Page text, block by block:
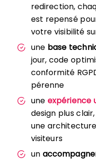
redirection,
est repensé
votre visibilité
une base
jour, code
conformité
pérenne
une expérience
design plus
une
visiteurs
un